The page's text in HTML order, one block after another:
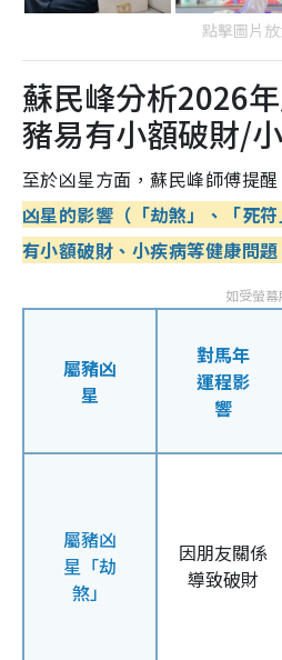
點擊圖片
蘇民峰分析2026
豬易有小額破財/
至於凶星方面，蘇民峰師傅提
凶星的影響（「劫煞」、「死
有小額破財、小疾病等健康問題
屬豬凶
星
對馬年
運程影
響
屬豬凶
星「劫
煞」
因朋友關係
導致破財